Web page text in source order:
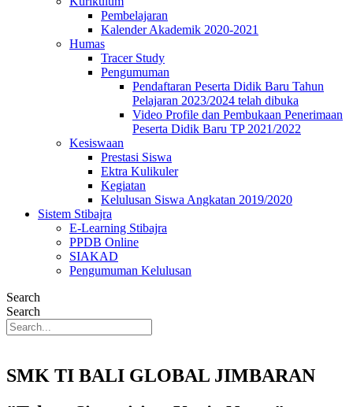
Pembelajaran
Kalender Akademik 2020-2021
Humas
Tracer Study
Pengumuman
Pendaftaran Peserta Didik Baru Tahun
Pelajaran 2023/2024 telah dibuka
Video Profile dan Pembukaan Penerimaan
Peserta Didik Baru TP 2021/2022
Kesiswaan
Prestasi Siswa
Ektra Kulikuler
Kegiatan
Kelulusan Siswa Angkatan 2019/2020
Sistem Stibajra
E-Learning Stibajra
PPDB Online
SIAKAD
Pengumuman Kelulusan
Search
Search
SMK TI BALI GLOBAL JIMBARAN